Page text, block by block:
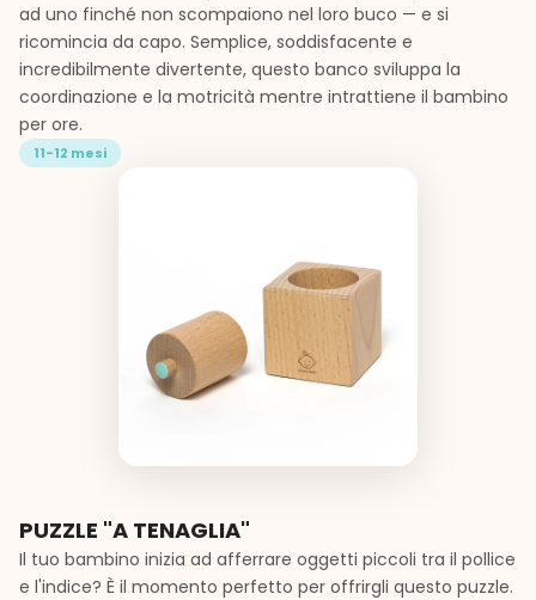
ad uno finché non scompaiono nel loro buco — e si
ricomincia da capo. Semplice, soddisfacente e
incredibilmente divertente, questo banco sviluppa la
coordinazione e la motricità mentre intrattiene il bambino
per ore.
11-12 mesi
PUZZLE "A TENAGLIA"
Il tuo bambino inizia ad afferrare oggetti piccoli tra il pollice
e l'indice? È il momento perfetto per offrirgli questo puzzle.